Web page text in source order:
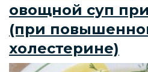
овощной суп
(при
холестерине)